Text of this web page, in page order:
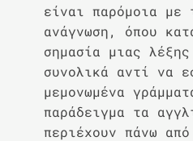
είναι παρόμοια με
ανάγνωση, όπου
σημασία μιας
συνολικά αντί να
μεμονωμένα
παράδειγμα τα
περιέχουν πάνω